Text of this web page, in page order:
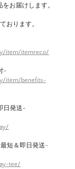
お届けします。
おります。
item/itemreco/
-
item/benefits-
日発送-
短＆即日発送-
tee/